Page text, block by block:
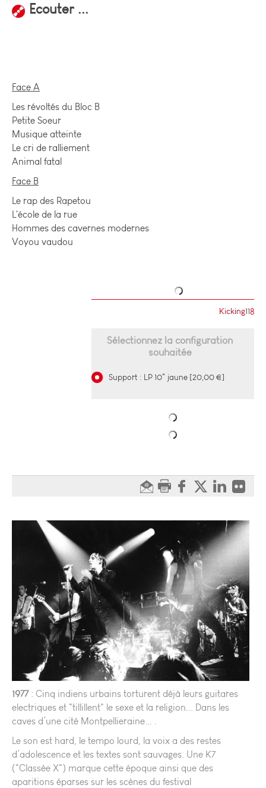
Ecouter ...
Face A
Les révoltés du Bloc B
Petite Soeur
Musique atteinte
Le cri de ralliement
Animal fatal
Face B
Le rap des Rapetou
L'école de la rue
Hommes des cavernes modernes
Voyou vaudou
Kicking118
Sélectionnez la configuration
souhaitée
Support : LP 10" jaune [20,00 €]
1977: Cinq indiens urbains torturent déjà leurs guitares
electriques et "tillillent" le sexe et la religion... Dans les
caves d’une cité Montpellieraine... .
Le son est hard, le tempo lourd, la voix a des restes
d’adolescence et les textes sont sauvages. Une K7
("Classée X") marque cette époque ainsi que des
aparitions éparses sur les scènes du festival